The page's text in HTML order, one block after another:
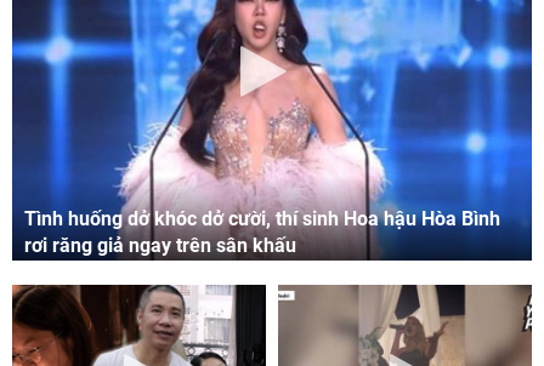
Tình huống dở khóc dở cười, thí sinh Hoa hậu Hòa Bình
rơi răng giả ngay trên sân khấu